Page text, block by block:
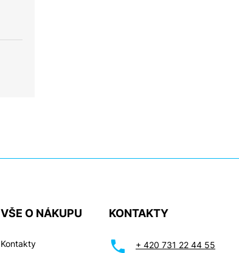
VŠE O NÁKUPU
Kontakty
KONTAKTY
+ 420 731 22 44 55